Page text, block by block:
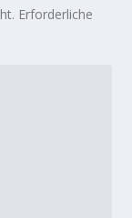
Erforderliche